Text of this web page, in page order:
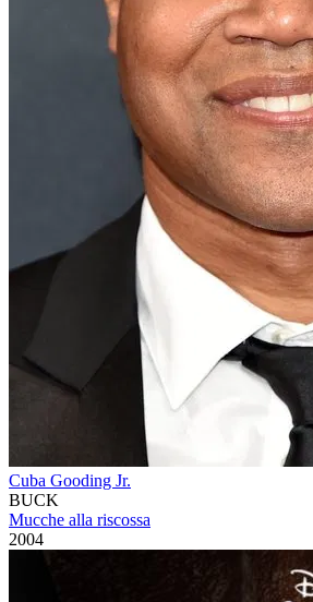
Cuba Gooding Jr.
BUCK
Mucche alla riscossa
2004